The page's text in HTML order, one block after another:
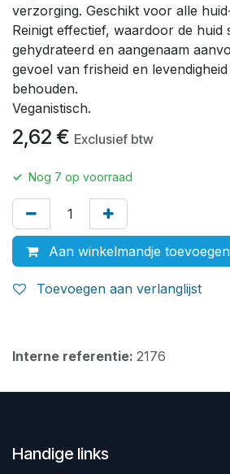
verzorging. Geschikt voor alle
Reinigt effectief, waardoor de huid
gehydrateerd en aangenaam
gevoel van frisheid en
behouden.
Veganistisch.
2,62 € Exclusief btw
✓ Nog 7 op voorraad
Aan winkelmandje toevoegen
Toevoegen aan verlanglijst
Interne referentie: 2176
Handige links